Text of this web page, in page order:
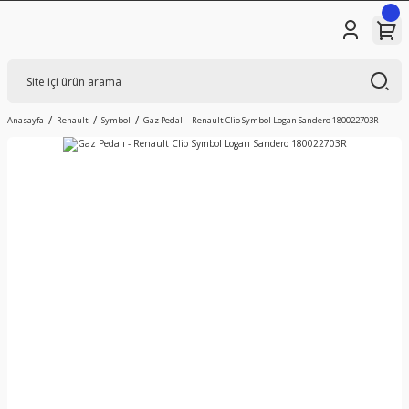
Anasayfa Renault Symbol Gaz Pedalı - Renault Clio Symbol Logan Sandero 180022703R